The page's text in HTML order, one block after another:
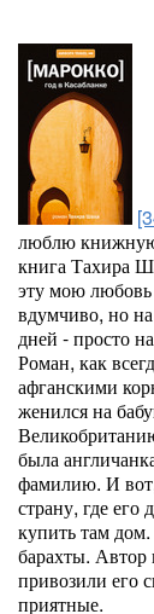
люблю
книга Тахира
эту мою
вдумчиво, но
дней - просто
Роман, как
афганскими
женился на
была
фамилию. И
страну, где
купить там
барахты. Автор
привозили его
приятные.